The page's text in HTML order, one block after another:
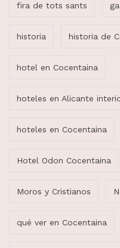
fira de tots sants
historia historia de
hotel en Cocentaina
hoteles en Alicante
hoteles en Cocentaina
Hotel Odon Cocentaina
Moros y Cristianos
qué ver en Cocentaina